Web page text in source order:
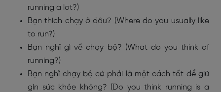
running a lot?)
Bạn thích chạy ở đâu? (Where do you usually like
to run?)
Bạn nghĩ gì về chạy bộ? (What do you think of
running?)
Bạn nghĩ chạy bộ có phải là một cách tốt để giữ
gìn sức khỏe không? (Do you think running is a